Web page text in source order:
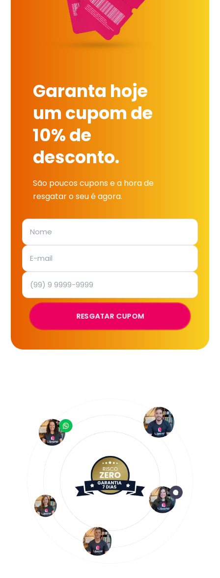
Garanta hoje
um cupom de
10% de
desconto.
São poucos cupons e a hora de
resgatar o seu é agora.
RESGATAR CUPOM